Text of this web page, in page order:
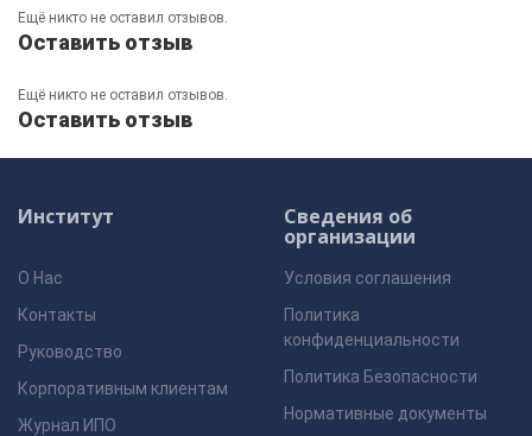
Ещё никто не оставил отзывов.
Оставить отзыв
Ещё никто не оставил отзывов.
Оставить отзыв
Институт
О Нас
Контакты
Руководство
Корпоративным клиентам
Журнал ИПО
Сведения об
организации
Условия соглашения
Политика
конфиденциальности
Политика Безопасности
Нормативные документы